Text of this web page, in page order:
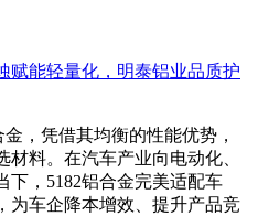
赋能轻量化，明泰铝业品质护
，凭借其均衡的性能优势，
材料。在汽车产业向电动化、
下，5182铝合金完美适配车
为车企降本增效、提升产品竞